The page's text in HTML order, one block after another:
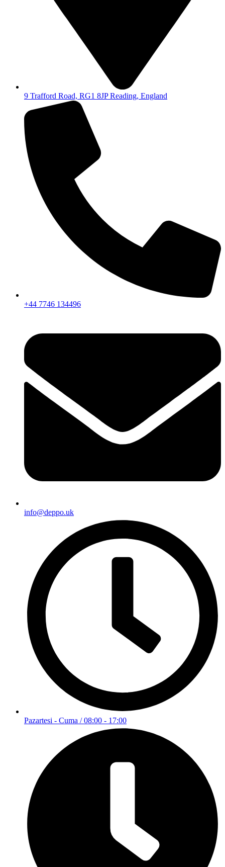
9 Trafford Road, RG1 8JP Reading, England
+44 7746 134496
info@deppo.uk
Pazartesi - Cuma / 08:00 - 17:00